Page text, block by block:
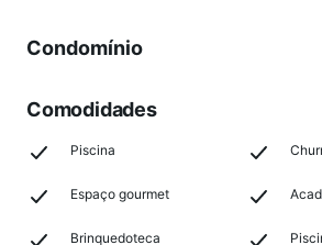
Condomínio
Comodidades
Piscina
Espaço gourmet
Brinquedoteca